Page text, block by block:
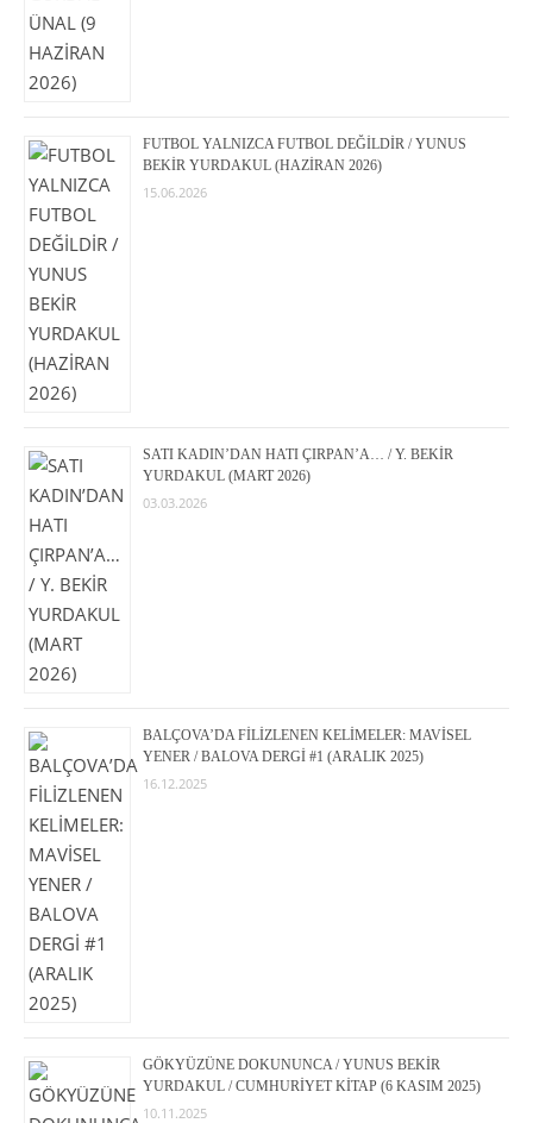
FUTBOL YALNIZCA FUTBOL DEĞİLDİR / YUNUS
BEKİR YURDAKUL (HAZİRAN 2026)
15.06.2026
SATI KADIN’DAN HATI ÇIRPAN’A… / Y. BEKİR
YURDAKUL (MART 2026)
03.03.2026
BALÇOVA’DA FİLİZLENEN KELİMELER: MAVİSEL
YENER / BALOVA DERGİ #1 (ARALIK 2025)
16.12.2025
GÖKYÜZÜNE DOKUNUNCA / YUNUS BEKİR
YURDAKUL / CUMHURİYET KİTAP (6 KASIM 2025)
10.11.2025